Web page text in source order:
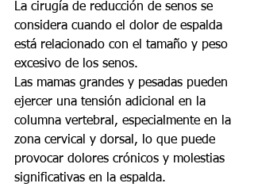
La cirugía de reducción de senos se
considera cuando el dolor de espalda
está relacionado con el tamaño y peso
excesivo de los senos.
Las mamas grandes y pesadas pueden
ejercer una tensión adicional en la
columna vertebral, especialmente en la
zona cervical y dorsal, lo que puede
provocar dolores crónicos y molestias
significativas en la espalda.